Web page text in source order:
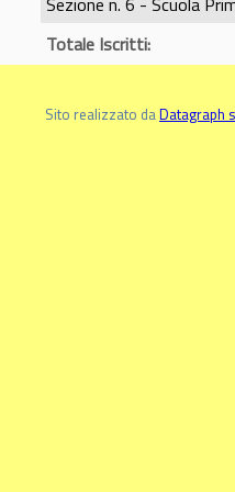
Totale Iscritti:
Sito realizzato daDatagraph